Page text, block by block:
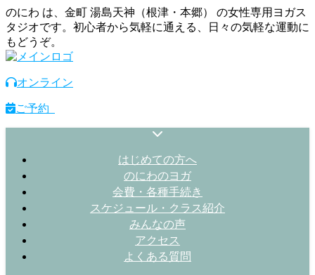
のにわ は、金町 湯島天神（根津・本郷） の女性専用ヨガス
タジオです。初心者から気軽に通える、日々の気軽な運動に
もどうぞ。
オンライン
ご予約
はじめての方へ
のにわのヨガ
会費・各種手続き
スケジュール・クラス紹介
みんなの声
アクセス
よくある質問